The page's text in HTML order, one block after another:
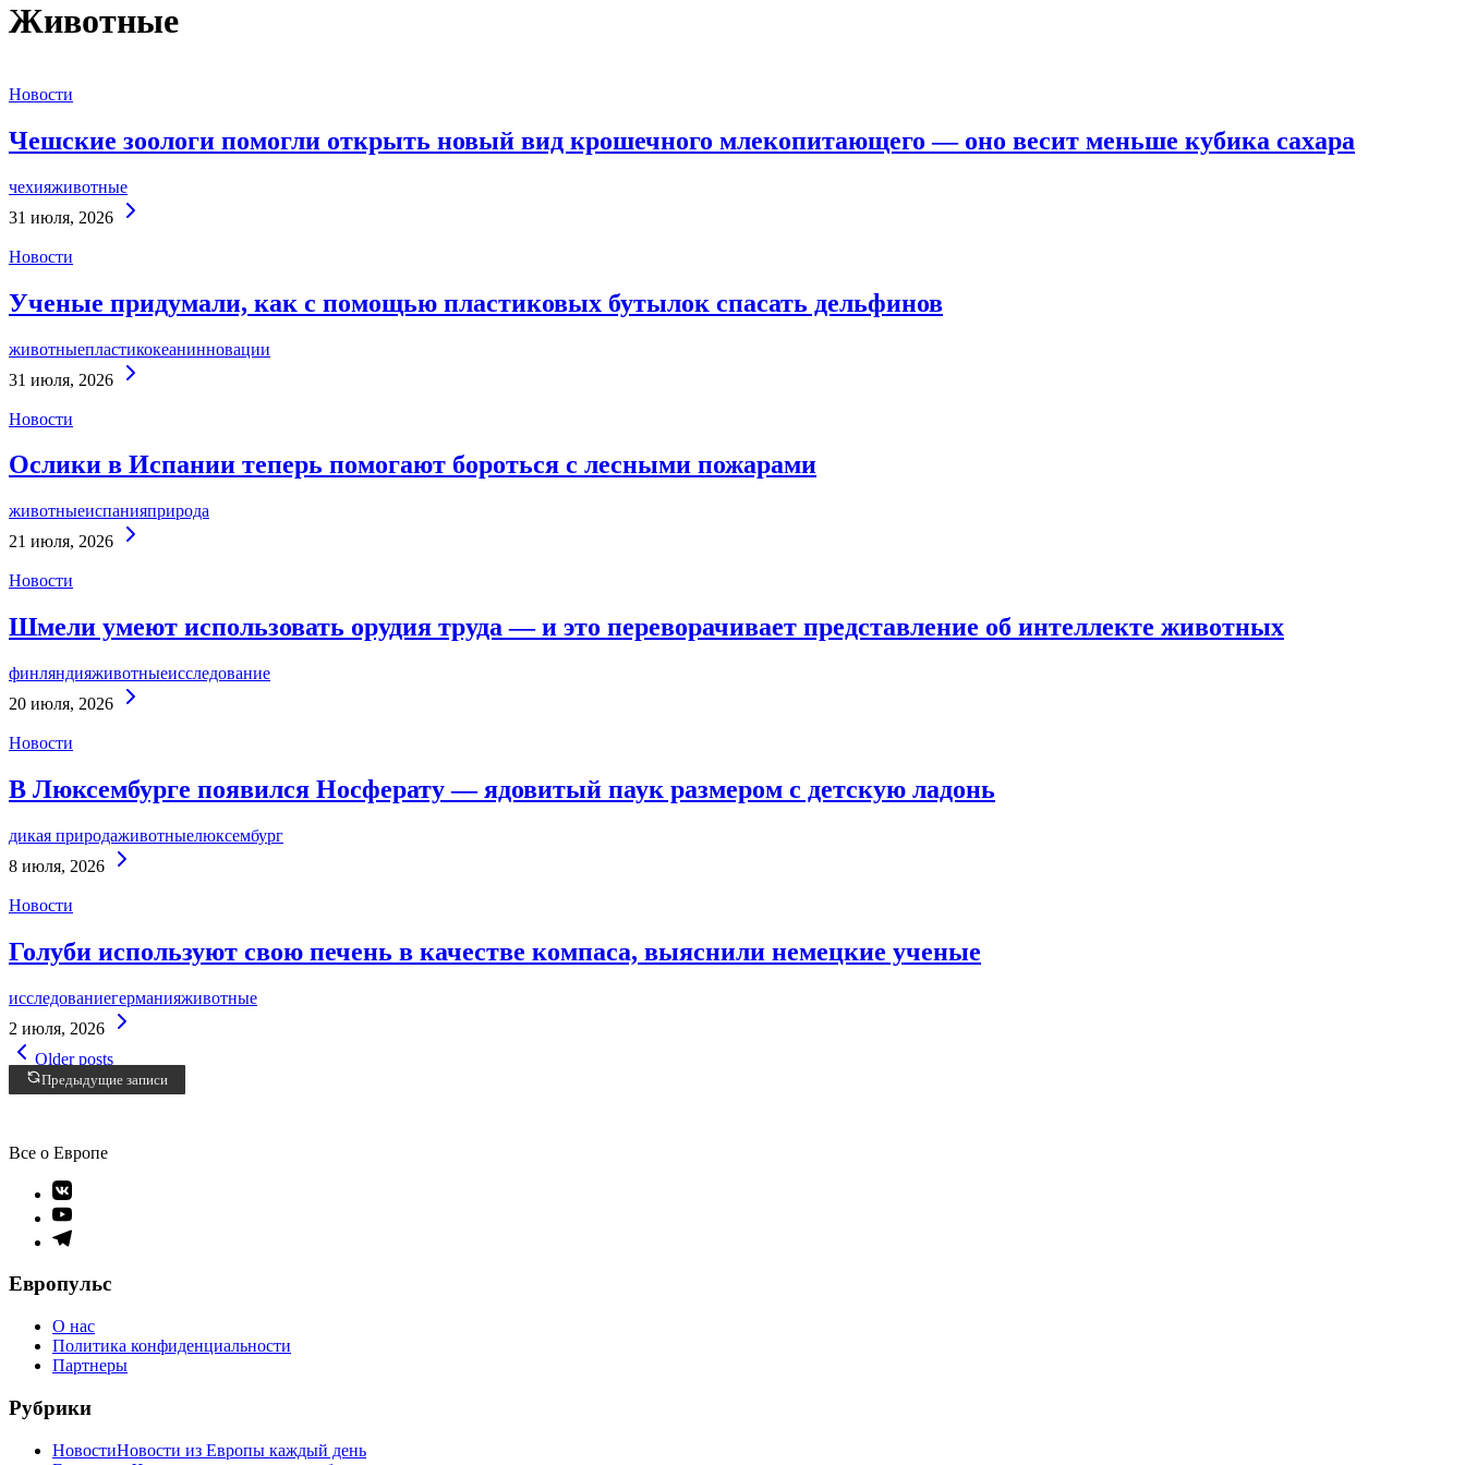
Животные
Новости
Чешские зоологи помогли открыть новый вид крошечного млекопитающего — оно весит меньше кубика сахара
чехияживотные
31 июля, 2026
Новости
Ученые придумали, как с помощью пластиковых бутылок спасать дельфинов
животныепластикокеанинновации
31 июля, 2026
Новости
Ослики в Испании теперь помогают бороться с лесными пожарами
животныеиспанияприрода
21 июля, 2026
Новости
Шмели умеют использовать орудия труда — и это переворачивает представление об интеллекте животных
финляндияживотныеисследование
20 июля, 2026
Новости
В Люксембурге появился Носферату — ядовитый паук размером с детскую ладонь
дикая природаживотныелюксембург
8 июля, 2026
Новости
Голуби используют свою печень в качестве компаса, выяснили немецкие ученые
исследованиегерманияживотные
2 июля, 2026
Навигация
по
Older posts
Предыдущие записи
Все о Европе
Элемент
меню
Элемент
меню
Элемент
Европульс
О нас
Политика конфиденциальности
Партнеры
Рубрики
НовостиНовости из Европы каждый день